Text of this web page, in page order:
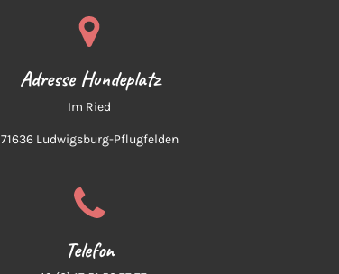
Adresse Hundeplatz
Im Ried
71636 Ludwigsburg-Pflugfelden
Telefon